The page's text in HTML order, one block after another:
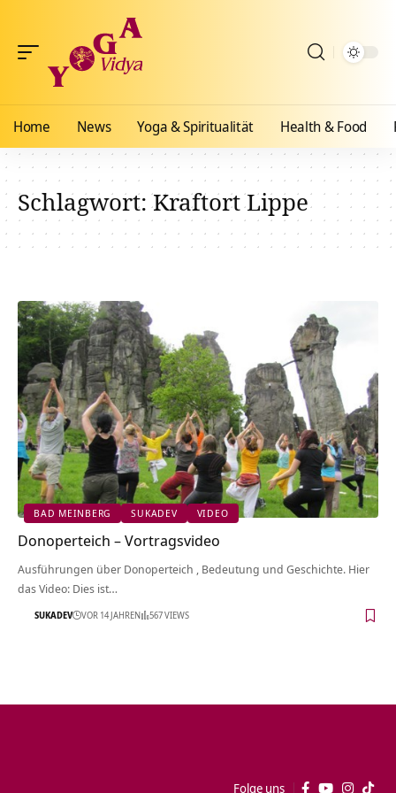
Home News Yoga & Spiritualität Health & Food
Schlagwort:Kraftort Lippe
BAD MEINBERG SUKADEV VIDEO
Donoperteich‏‎ – Vortragsvideo
Ausführungen über Donoperteich‏‎ , Bedeutung und Geschichte. Hier
das Video: Dies ist…
SUKADEV VOR 14 JAHREN 567 VIEWS
Folge uns